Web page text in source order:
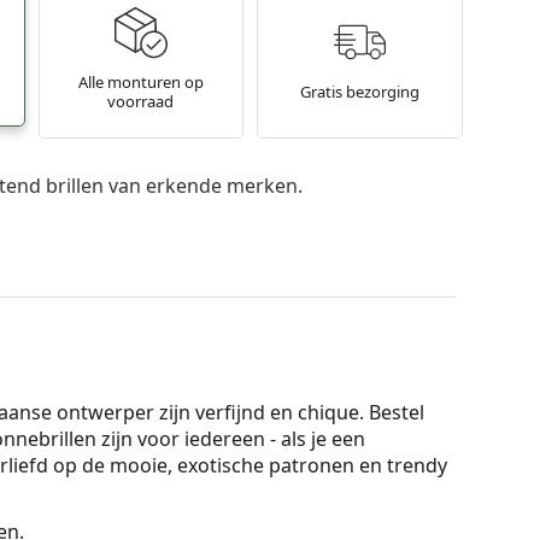
Alle monturen op
voorraad
Gratis bezorging
brillen van erkende merken.
ontwerper zijn verfijnd en chique. Bestel
zijn voor iedereen - als je een
op de mooie, exotische patronen en trendy